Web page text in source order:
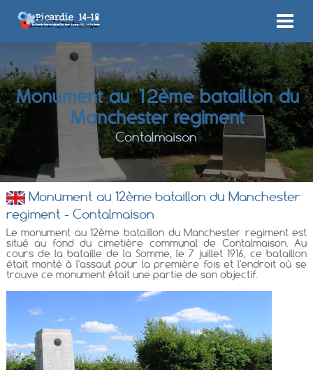
Monument au 12ème bataillon du
Manchester regiment
Contalmaison
Monument au 12ème bataillon du Manchester
regiment - Contalmaison
Le monument au 12ème bataillon du Manchester regiment est
situé au fond du cimetière communal de Contalmaison. Au
cours de la bataille de la Somme, le 7 juillet 1916, ce bataillon
était monté à l'assaut pour la première fois et l'endroit où se
trouve ce monument était une partie de son objectif.